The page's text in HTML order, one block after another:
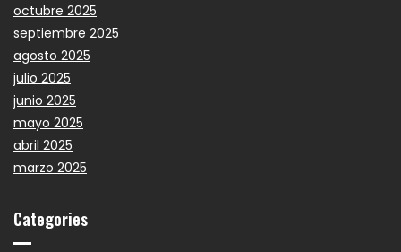
octubre 2025
septiembre 2025
agosto 2025
julio 2025
junio 2025
mayo 2025
abril 2025
marzo 2025
Categories